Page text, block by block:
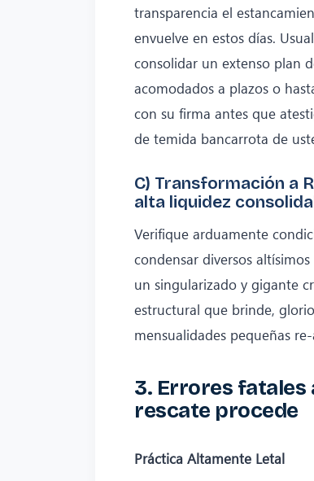
transparencia el
envuelve en estos días.
consolidar un extenso plan
acomodados a plazos o
con su firma antes que
de temida bancarrota de
C) Transformación a
alta liquidez
Verifique arduamente
condensar diversos
un singularizado y gigante
estructural que brinde,
mensualidades pequeñas
3. Errores
rescate procede
Práctica Altamente Letal